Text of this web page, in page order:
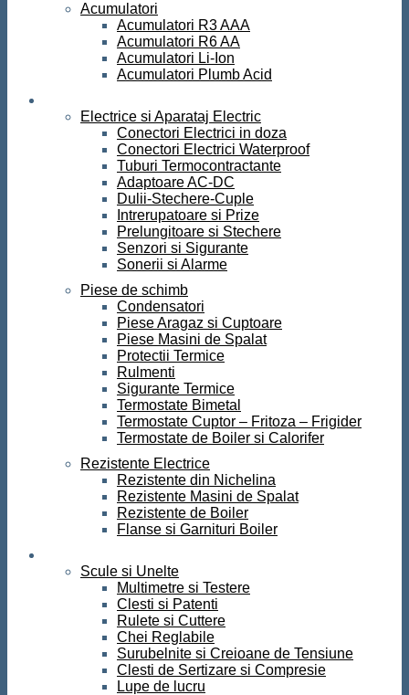
Acumulatori
Acumulatori R3 AAA
Acumulatori R6 AA
Acumulatori Li-Ion
Acumulatori Plumb Acid
Electrice si Aparataj Electric
Conectori Electrici in doza
Conectori Electrici Waterproof
Tuburi Termocontractante
Adaptoare AC-DC
Dulii-Stechere-Cuple
Intrerupatoare si Prize
Prelungitoare si Stechere
Senzori si Sigurante
Sonerii si Alarme
Piese de schimb
Condensatori
Piese Aragaz si Cuptoare
Piese Masini de Spalat
Protectii Termice
Rulmenti
Sigurante Termice
Termostate Bimetal
Termostate Cuptor – Fritoza – Frigider
Termostate de Boiler si Calorifer
Rezistente Electrice
Rezistente din Nichelina
Rezistente Masini de Spalat
Rezistente de Boiler
Flanse si Garnituri Boiler
Scule si Unelte
Multimetre si Testere
Clesti si Patenti
Rulete si Cuttere
Chei Reglabile
Surubelnite si Creioane de Tensiune
Clesti de Sertizare si Compresie
Lupe de lucru